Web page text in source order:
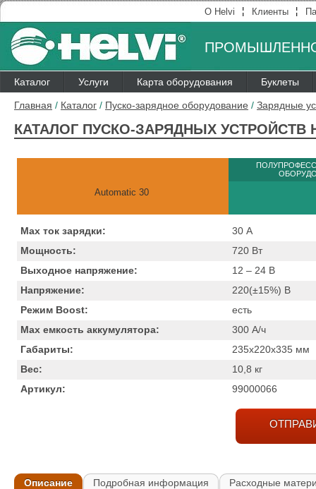
О Helvi ¦ Клиенты ¦
Каталог Услуги Карта оборудования Буклеты
Главная / Каталог / Пуско-зарядное оборудование / Зарядные
КАТАЛОГ ПУСКО-ЗАРЯДНЫХ УСТРОЙСТВ
Automatic 30
Max ток зарядки: 30 А
Мощность:
720 Вт
Выходное напряжение:
12 – 24 В
Напряжение:
220(±15%) B
Режим Boost:
есть
Max емкость аккумулятора:
300 А/ч
Габариты:
235x220x335 мм
Вес:
10,8 кг
Артикул:
99000066
Описание Подробная информация Расходные